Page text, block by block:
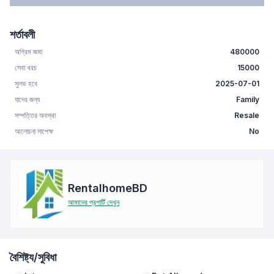
শর্তাবলী
অগ্রিম জমা
480000
সেবা খরচ
15000
সুলভ হবে
2025-07-01
যাদের জন্য
Family
সম্পত্তির অবস্থা
Resale
আলোচনা সাপেক্ষ
No
RentalhomeBD
আমাদের প্রপার্টি দেখুন
বৈশিষ্ট্য/সুবিধা